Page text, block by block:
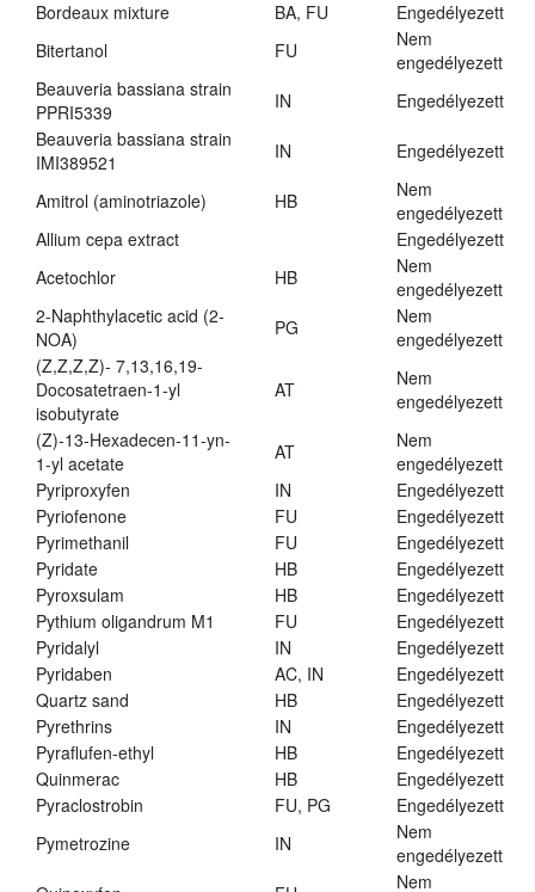
Bordeaux mixture BA, FU
Engedélyezett
Bitertanol
FU
Nem
engedélyezett
Beauveria bassiana strain
PPRI5339
IN
Engedélyezett
Beauveria bassiana strain
IMI389521
IN Engedélyezett
Amitrol (aminotriazole) HB
Nem
engedélyezett
Allium cepa extract
Engedélyezett
Acetochlor
HB
Nem
engedélyezett
2-Naphthylacetic acid (2-
NOA)
PG
Nem
engedélyezett
(Z,Z,Z,Z)- 7,13,16,19-
Docosatetraen-1-yl
isobutyrate
AT
Nem
engedélyezett
(Z)-13-Hexadecen-11-yn-
1-yl acetate
AT
Nem
engedélyezett
Pyriproxyfen
IN
Engedélyezett
Pyriofenone
FU
Engedélyezett
Pyrimethanil
FU
Engedélyezett
Pyridate
HB
Engedélyezett
Pyroxsulam
HB
Engedélyezett
Pythium oligandrum M1
FU
Engedélyezett
Pyridalyl
IN
Engedélyezett
Pyridaben
AC, IN
Engedélyezett
Quartz sand
HB
Engedélyezett
Pyrethrins
IN
Engedélyezett
Pyraflufen-ethyl
HB
Engedélyezett
Quinmerac
HB
Engedélyezett
Pyraclostrobin
FU, PG
Engedélyezett
Pymetrozine
IN
Nem
engedélyezett
Nem